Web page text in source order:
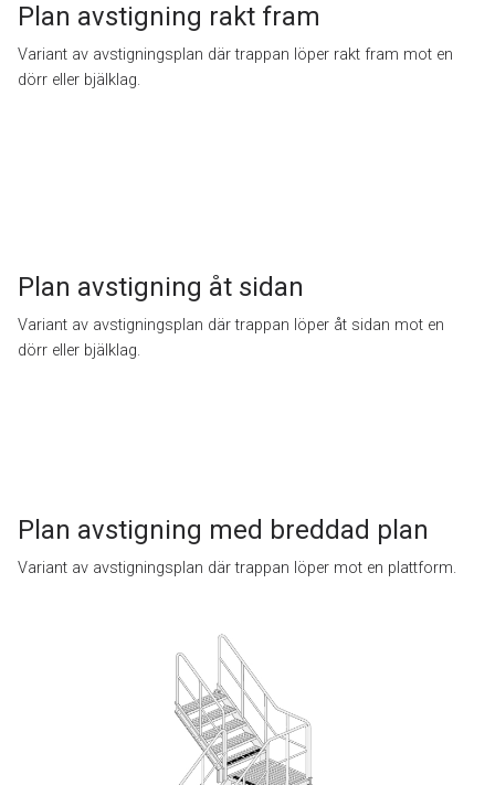
Plan avstigning rakt fram
Variant av avstigningsplan där trappan löper rakt fram mot en
dörr eller bjälklag.
Plan avstigning åt sidan
Variant av avstigningsplan där trappan löper åt sidan mot en
dörr eller bjälklag.
Plan avstigning med breddad plan
Variant av avstigningsplan där trappan löper mot en plattform.